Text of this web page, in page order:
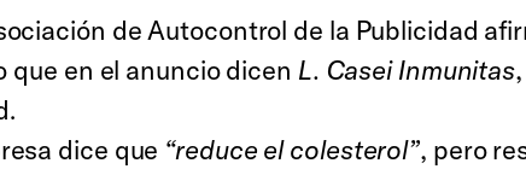
de Autocontrol de la Publicidad
que en el anuncio dicen L. Casei Inmunitas
dice que “reduce el colesterol”, pero